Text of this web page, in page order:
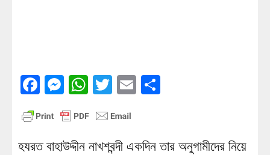
Facebook
Messenger
WhatsApp
TwitterEmail
হযরত বাহাউদ্দীন নাখশবন্দী একদিন তার অনুগামীদের নিয়ে